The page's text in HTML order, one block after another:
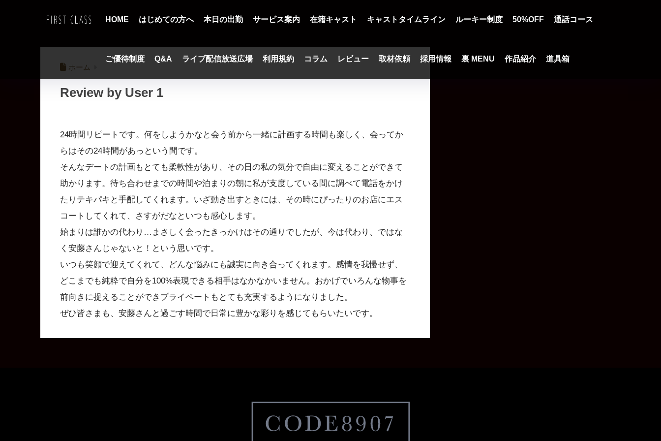
HOME はじめての方へ 本日の出勤 サービス案内 在籍キャスト キャストタイムライン ルーキー制度 50%OFF 通話コース
ご優待制度 Q&A ライブ配信放送広場 利用規約 コラム レビュー 取材依頼 採用情報 裏 MENU 作品紹介 道具箱
ホーム
Review by User 1
24時間リピートです。何をしようかなと会う前から一緒に計画する時間も楽しく、会ってか
らはその24時間があっという間です。
そんなデートの計画もとても柔軟性があり、その日の私の気分で自由に変えることができて
助かります。待ち合わせまでの時間や泊まりの朝に私が支度している間に調べて電話をかけ
たりテキパキと手配してくれます。いざ動き出すときには、その時にぴったりのお店にエス
コートしてくれて、さすがだなといつも感心します。
始まりは誰かの代わり…まさしく会ったきっかけはその通りでしたが、今は代わり、ではな
く安藤さんじゃないと！という思いです。
いつも笑顔で迎えてくれて、どんな悩みにも誠実に向き合ってくれます。感情を我慢せず、
どこまでも純粋で自分を100%表現できる相手はなかなかいません。おかげでいろんな物事を
前向きに捉えることができプライベートもとても充実するようになりました。
ぜひ皆さまも、安藤さんと過ごす時間で日常に豊かな彩りを感じてもらいたいです。